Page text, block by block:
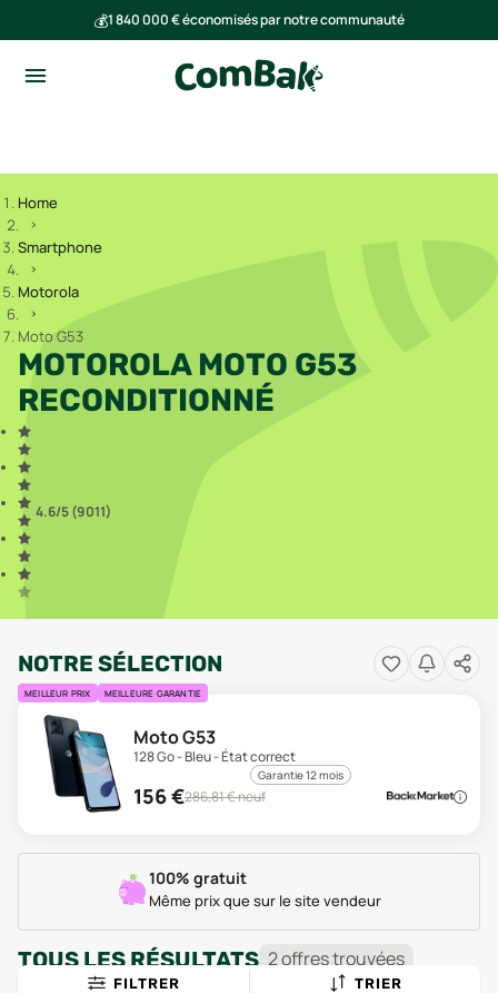
💰1 840 000 € économisés par notre communauté
Home
Smartphone
Motorola
Moto G53
MOTOROLA MOTO G53
RECONDITIONNÉ
4.6/5 (9 011)
NOTRE SÉLECTION
MEILLEUR PRIX MEILLEURE GARANTIE
Moto G53
128 Go - Bleu - État correct
Garantie 12 mois
156€286,81€ neuf
100% gratuit
Même prix que sur le site vendeur
TOUS LES RÉSULTATS 2offrestrouvées
FILTRER TRIER